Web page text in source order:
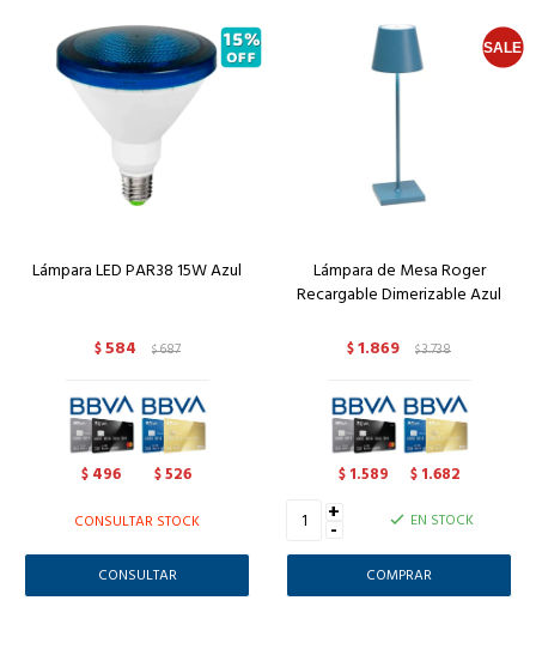
Lámpara LED PAR38 15W Azul
$584 $687
$ 496 $526
CONSULTAR STOCK
CONSULTAR
Lámpara de Mesa Roger
Recargable Dimerizable Azul
$1.869 $3.738
$ 1.589 $ 1.682
+
- EN STOCK